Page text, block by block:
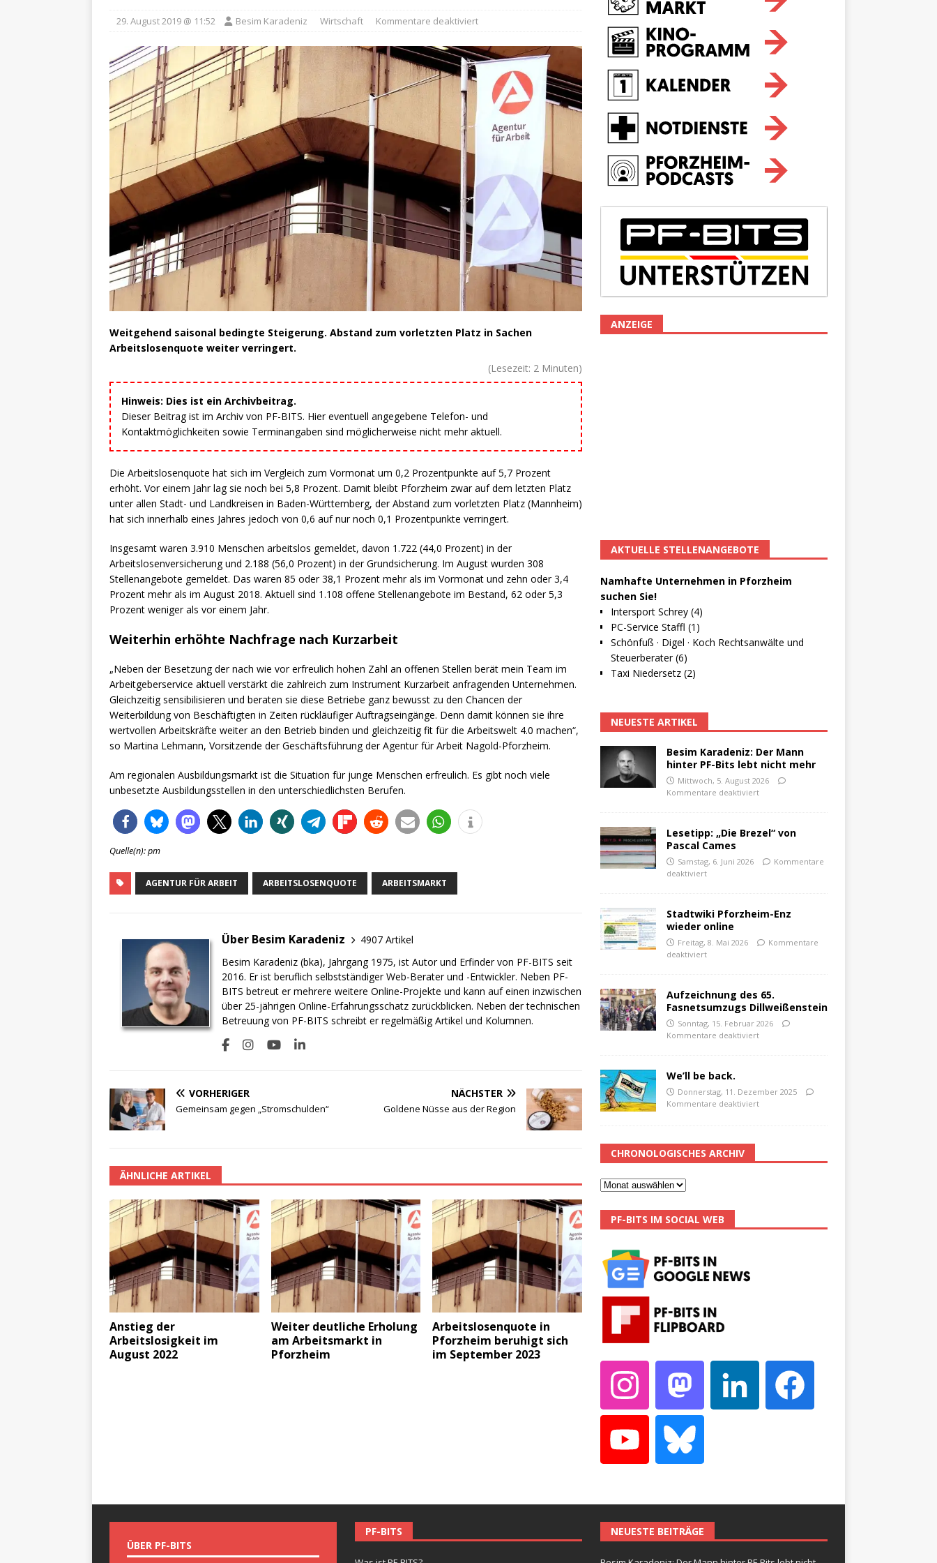
29. August 2019 @ 11:52 Besim Karadeniz Wirtschaft Kommentare deaktiviert
Weitgehend saisonal bedingte Steigerung. Abstand zum vorletzten Platz in Sachen
Arbeitslosenquote weiter verringert.
(Lesezeit: 2 Minuten)
Hinweis: Dies ist ein Archivbeitrag.
Dieser Beitrag ist im Archiv von PF-BITS. Hier eventuell angegebene Telefon- und
Kontaktmöglichkeiten sowie Terminangaben sind möglicherweise nicht mehr aktuell.
Die Arbeitslosenquote hat sich im Vergleich zum Vormonat um 0,2 Prozentpunkte auf 5,7 Prozent
erhöht. Vor einem Jahr lag sie noch bei 5,8 Prozent. Damit bleibt Pforzheim zwar auf dem letzten Platz
unter allen Stadt- und Landkreisen in Baden-Württemberg, der Abstand zum vorletzten Platz (Mannheim)
hat sich innerhalb eines Jahres jedoch von 0,6 auf nur noch 0,1 Prozentpunkte verringert.
Insgesamt waren 3.910 Menschen arbeitslos gemeldet, davon 1.722 (44,0 Prozent) in der
Arbeitslosenversicherung und 2.188 (56,0 Prozent) in der Grundsicherung. Im August wurden 308
Stellenangebote gemeldet. Das waren 85 oder 38,1 Prozent mehr als im Vormonat und zehn oder 3,4
Prozent mehr als im August 2018. Aktuell sind 1.108 offene Stellenangebote im Bestand, 62 oder 5,3
Prozent weniger als vor einem Jahr.
Weiterhin erhöhte Nachfrage nach Kurzarbeit
„Neben der Besetzung der nach wie vor erfreulich hohen Zahl an offenen Stellen berät mein Team im
Arbeitgeberservice aktuell verstärkt die zahlreich zum Instrument Kurzarbeit anfragenden Unternehmen.
Gleichzeitig sensibilisieren und beraten sie diese Betriebe ganz bewusst zu den Chancen der
Weiterbildung von Beschäftigten in Zeiten rückläufiger Auftragseingänge. Denn damit können sie ihre
wertvollen Arbeitskräfte weiter an den Betrieb binden und gleichzeitig fit für die Arbeitswelt 4.0 machen“,
so Martina Lehmann, Vorsitzende der Geschäftsführung der Agentur für Arbeit Nagold-Pforzheim.
Am regionalen Ausbildungsmarkt ist die Situation für junge Menschen erfreulich. Es gibt noch viele
unbesetzte Ausbildungsstellen in den unterschiedlichsten Berufen.
Quelle(n): pm
AGENTUR FÜR ARBEIT ARBEITSLOSENQUOTE ARBEITSMARKT
Über Besim Karadeniz
4907 Artikel
Besim Karadeniz (bka), Jahrgang 1975, ist Autor und Erfinder von PF-BITS seit
2016. Er ist beruflich selbstständiger Web-Berater und -Entwickler. Neben PF-
BITS betreut er mehrere weitere Online-Projekte und kann auf einen inzwischen
über 25-jährigen Online-Erfahrungsschatz zurückblicken. Neben der technischen
Betreuung von PF-BITS schreibt er regelmäßig Artikel und Kolumnen.
VORHERIGER
Gemeinsam gegen „Stromschulden“
NÄCHSTER
Goldene Nüsse aus der Region
ÄHNLICHE ARTIKEL
Anstieg der
Arbeitslosigkeit im
August 2022
Weiter deutliche Erholung
am Arbeitsmarkt in
Pforzheim
Arbeitslosenquote in
Pforzheim beruhigt sich
im September 2023
ANZEIGE
AKTUELLE STELLENANGEBOTE
Namhafte Unternehmen in Pforzheim
suchen Sie!
Intersport Schrey (4)
PC-Service Staffl (1)
Schönfuß · Digel · Koch Rechtsanwälte und
Steuerberater (6)
Taxi Niedersetz (2)
NEUESTE ARTIKEL
Besim Karadeniz: Der Mann
hinter PF-Bits lebt nicht mehr
Mittwoch, 5. August 2026
Kommentare deaktiviert
Lesetipp: „Die Brezel“ von
Pascal Cames
Samstag, 6. Juni 2026
Kommentare
deaktiviert
Stadtwiki Pforzheim-Enz
wieder online
Freitag, 8. Mai 2026
Kommentare
deaktiviert
Aufzeichnung des 65.
Fasnetsumzugs Dillweißenstein
Sonntag, 15. Februar 2026
Kommentare deaktiviert
We’ll be back.
Donnerstag, 11. Dezember 2025
Kommentare deaktiviert
CHRONOLOGISCHES ARCHIV
PF-BITS IM SOCIAL WEB
ÜBER PF-BITS
PF-BITS NEUESTE BEITRÄGE